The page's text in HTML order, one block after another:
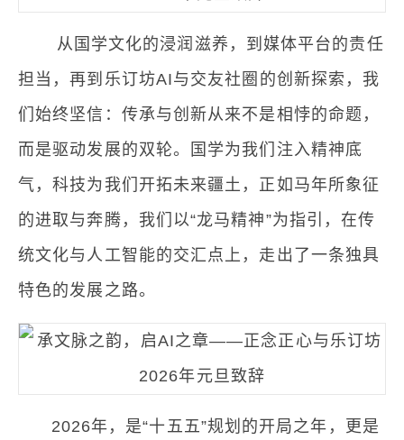
从国学文化的浸润滋养，到媒体平台的责任
担当，再到乐订坊AI与交友社圈的创新探索，我
们始终坚信：传承与创新从来不是相悖的命题，
而是驱动发展的双轮。国学为我们注入精神底
气，科技为我们开拓未来疆土，正如马年所象征
的进取与奔腾，我们以“龙马精神”为指引，在传
统文化与人工智能的交汇点上，走出了一条独具
特色的发展之路。
2026年，是“十五五”规划的开局之年，更是